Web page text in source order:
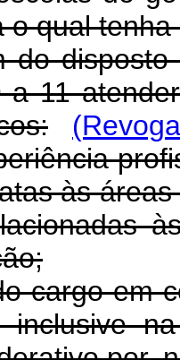
o qual
disposto
11
às
cargo em
inclusive